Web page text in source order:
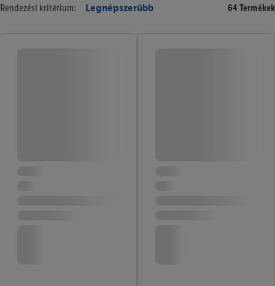
Rendezési kritérium: Legnépszerűbb 64 Termékek